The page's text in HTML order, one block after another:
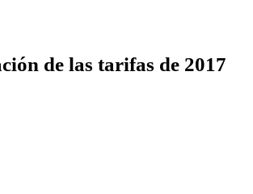
de las tarifas de 2017